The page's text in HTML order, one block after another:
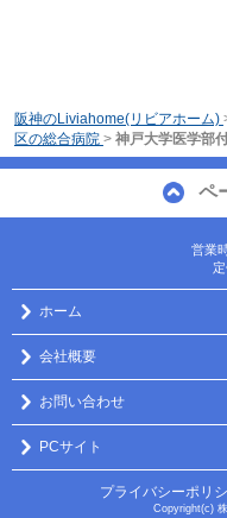
阪神のLiviahome(リビアホーム)
区の総合病院 > 神戸大学医学部
ペ
営業
ホーム
会社概要
お問い合わせ
PCサイト
プライバシーポリ
Copyright(c)